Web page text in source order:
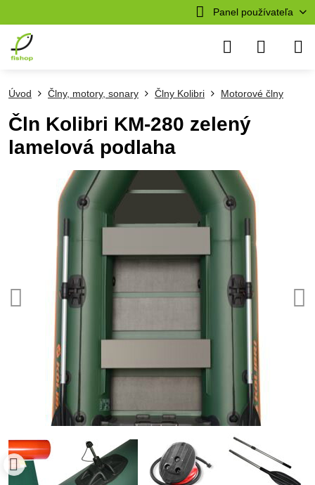
Panel používateľa
Úvod Člny, motory, sonary Člny Kolibri Motorové člny
Čln Kolibri KM-280 zelený
lamelová podlaha